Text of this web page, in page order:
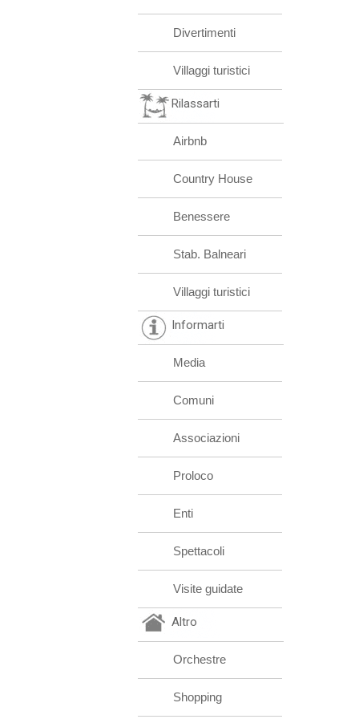
Divertimenti
Villaggi turistici
Rilassarti
Airbnb
Country House
Benessere
Stab. Balneari
Villaggi turistici
Informarti
Media
Comuni
Associazioni
Proloco
Enti
Spettacoli
Visite guidate
Altro
Orchestre
Shopping